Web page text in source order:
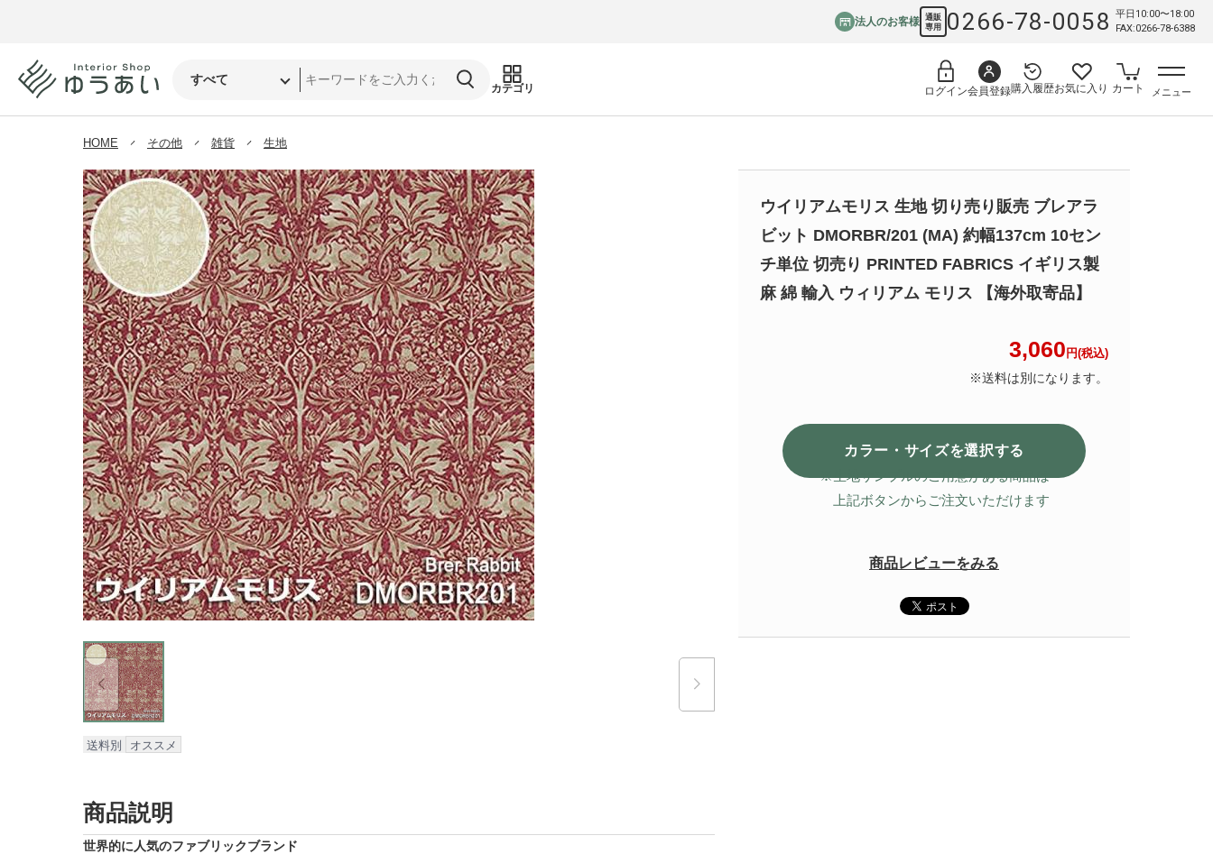
法人のお客様 通販
専用
0266-78-0058
平日10:00〜18:00
FAX:0266-78-6388
カテゴリ ログイン会員登録購入履歴お気に入り カート メニュー
HOME その他 雑貨 生地
送料別 オススメ
商品説明
世界的に人気のファブリックブランド
ウイリアムモリス 生地 切り売り販売 ブレアラ
ビット DMORBR/201 (MA) 約幅137cm 10セン
チ単位 切売り PRINTED FABRICS イギリス製
麻 綿 輸入 ウィリアム モリス 【海外取寄品】
3,060 円(税込)
※送料は別になります。
カラー・サイズを選択する
※生地サンプルのご用意がある商品は
上記ボタンからご注文いただけます
商品レビューをみる